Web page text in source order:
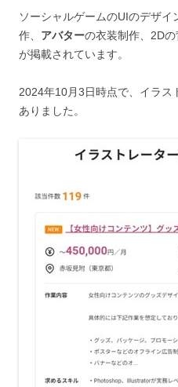
ソーシャルゲームのUIのデザイ
作、 アバターの衣装制作、2D
が掲載されています。
2024年10月3日時点で、イラス
ありました。